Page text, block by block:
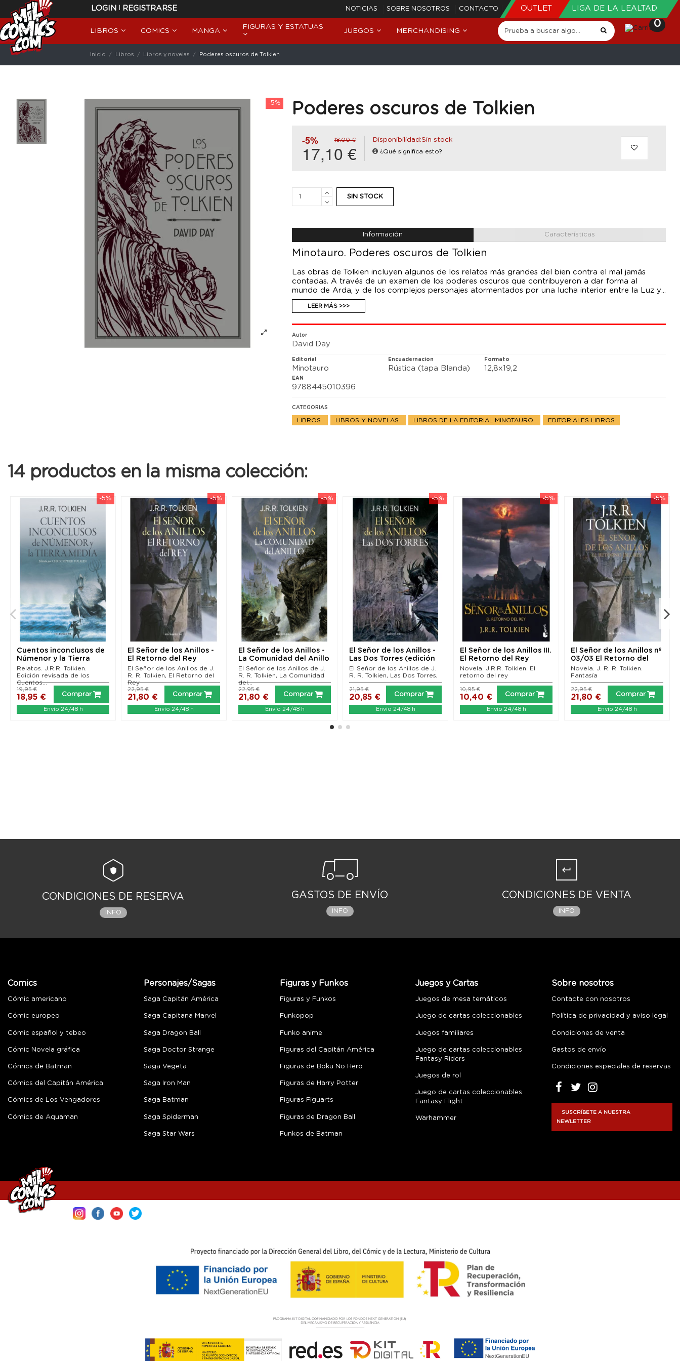
LOGIN | REGISTRARSE NOTICIAS SOBRE NOSOTROS CONTACTO OUTLET LIGA DE LA LEALTAD
LIBROS COMICS MANGA
FIGURAS Y ESTATUAS
JUEGOS MERCHANDISING
0
Inicio Libros Libros y novelas Poderes oscuros de Tolkien
-5% Poderes oscuros de Tolkien
-5% 18,00 €
17,10 €
Disponibilidad:Sin stock
¿Qué significa esto?
SIN STOCK
Información Características
Minotauro. Poderes oscuros de Tolkien
Las obras de Tolkien incluyen algunos de los relatos más grandes del bien contra el mal jamás
contadas. A través de un examen de los poderes oscuros que contribuyeron a dar forma al
mundo de Arda, y de los complejos personajes atormentados por una lucha interior entre la Luz y
la Oscuridad, este libro explora la tiranía y la destrucción en el mundo de Tolkien, y la naturaleza
del propio mal.
LEER MÁS >>>
Autor
David Day
Editorial
Minotauro
Encuadernacion
Rústica (tapa Blanda)
Formato
12,8x19,2
EAN
9788445010396
CATEGORIAS
LIBROS LIBROS Y NOVELAS LIBROS DE LA EDITORIAL MINOTAURO EDITORIALES LIBROS
14 productos en la misma colección:
-5%
Cuentos inconclusos de
Númenor y la Tierra
Media (Edición...
Relatos. J.R.R. Tolkien.
Edición revisada de los
Cuentos...
18,95 €
19,95 €
Comprar
Envío 24/48 h
-5%
El Señor de los Anillos -
El Retorno del Rey
(edición revisada)
El Señor de los Anillos de J.
R. R. Tolkien, El Retorno del
Rey
21,80 €
22,95 €
Comprar
Envío 24/48 h
-5%
El Señor de los Anillos -
La Comunidad del Anillo
(edición...
El Señor de los Anillos de J.
R. R. Tolkien, La Comunidad
del...
21,80 €
22,95 €
Comprar
Envío 24/48 h
-5%
El Señor de los Anillos -
Las Dos Torres (edición
revisada)
El Señor de los Anillos de J.
R. R. Tolkien, Las Dos Torres,
20,85 €
21,95 €
Comprar
Envío 24/48 h
-5%
El Señor de los Anillos III.
El Retorno del Rey
(Bolsillo)
Novela. J.R.R. Tolkien. El
retorno del rey
10,40 €
10,95 €
Comprar
Envío 24/48 h
-5%
El Señor de los Anillos nº
03/03 El Retorno del
Rey (Nueva...
Novela. J. R. R. Tolkien.
Fantasía
21,80 €
22,95 €
Comprar
Envío 24/48 h
CONDICIONES DE RESERVA
INFO
GASTOS DE ENVÍO
INFO
CONDICIONES DE VENTA
INFO
Comics
Cómic americano
Cómic europeo
Cómic español y tebeo
Cómic Novela gráfica
Cómics de Batman
Cómics del Capitán América
Cómics de Los Vengadores
Cómics de Aquaman
Personajes/Sagas
Saga Capitán América
Saga Capitana Marvel
Saga Dragon Ball
Saga Doctor Strange
Saga Vegeta
Saga Iron Man
Saga Batman
Saga Spiderman
Saga Star Wars
Figuras y Funkos
Figuras y Funkos
Funkopop
Funko anime
Figuras del Capitán América
Figuras de Boku No Hero
Figuras de Harry Potter
Figuras Figuarts
Figuras de Dragon Ball
Funkos de Batman
Juegos y Cartas
Juegos de mesa temáticos
Juego de cartas coleccionables
Juegos familiares
Juego de cartas coleccionables
Fantasy Riders
Juegos de rol
Juego de cartas coleccionables
Fantasy Flight
Warhammer
Sobre nosotros
Contacte con nosotros
Política de privacidad y aviso legal
Condiciones de venta
Gastos de envío
Condiciones especiales de reservas
SUSCRÍBETE A NUESTRA
NEWLETTER